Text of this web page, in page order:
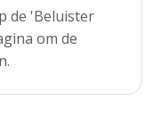
de 'Beluister
om de